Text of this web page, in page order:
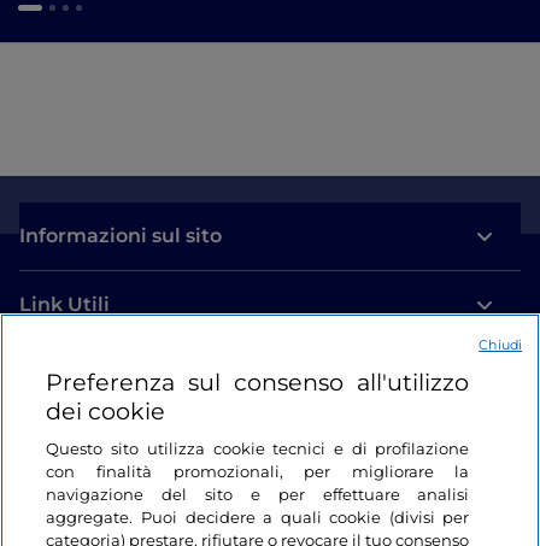
Informazioni sul sito
Link Utili
Login
Restiamo in contatto
Preferenza sul consenso all'utilizzo
dei cookie
Questo sito utilizza cookie tecnici e di profilazione
con finalità promozionali, per migliorare la
navigazione del sito e per effettuare analisi
aggregate. Puoi decidere a quali cookie (divisi per
categoria) prestare, rifiutare o revocare il tuo consenso
Chiudi